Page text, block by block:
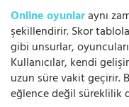
Online oyunlaraynı
şekillendirir. Skor
gibi unsurlar,
Kullanıcılar, kendi
uzun süre vakit geçirir.
eğlence değil süreklilik